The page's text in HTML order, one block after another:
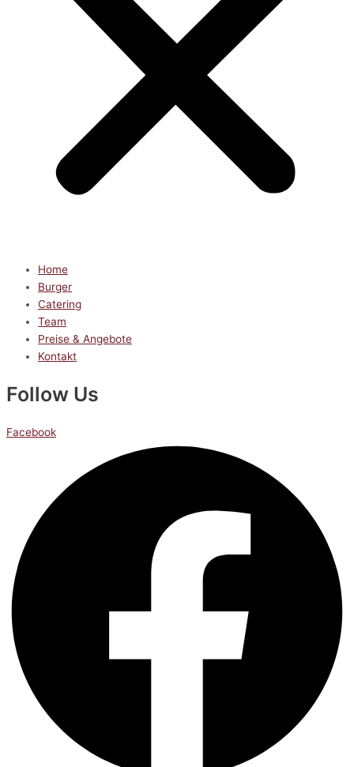
Home
Burger
Catering
Team
Preise & Angebote
Kontakt
Follow Us
Facebook